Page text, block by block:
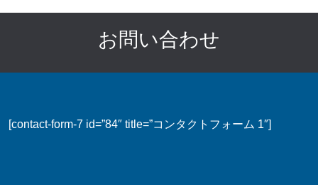
お問い合わせ
[contact-form-7 id=”84″ title=”コンタクトフォーム 1″]